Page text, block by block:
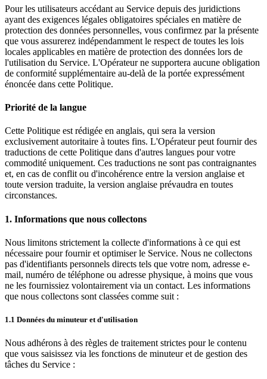
Pour les utilisateurs accédant au Service depuis des juridictions
ayant des exigences légales obligatoires spéciales en matière de
protection des données personnelles, vous confirmez par la présente
que vous assurerez indépendamment le respect de toutes les lois
locales applicables en matière de protection des données lors de
l'utilisation du Service. L'Opérateur ne supportera aucune obligation
de conformité supplémentaire au-delà de la portée expressément
énoncée dans cette Politique.
Priorité de la langue
Cette Politique est rédigée en anglais, qui sera la version
exclusivement autoritaire à toutes fins. L'Opérateur peut fournir des
traductions de cette Politique dans d'autres langues pour votre
commodité uniquement. Ces traductions ne sont pas contraignantes
et, en cas de conflit ou d'incohérence entre la version anglaise et
toute version traduite, la version anglaise prévaudra en toutes
circonstances.
1. Informations que nous collectons
Nous limitons strictement la collecte d'informations à ce qui est
nécessaire pour fournir et optimiser le Service. Nous ne collectons
pas d'identifiants personnels directs tels que votre nom, adresse e-
mail, numéro de téléphone ou adresse physique, à moins que vous
ne les fournissiez volontairement via un contact. Les informations
que nous collectons sont classées comme suit :
1.1 Données du minuteur et d'utilisation
Nous adhérons à des règles de traitement strictes pour le contenu
que vous saisissez via les fonctions de minuteur et de gestion des
tâches du Service :